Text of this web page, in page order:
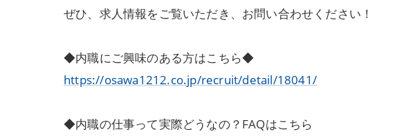
ぜひ、求人情報をご覧いただき、お問い合わせください！
◆内職にご興味のある方はこちら◆
https://osawa1212.co.jp/recruit/detail/18041/
◆内職の仕事って実際どうなの？FAQはこちら